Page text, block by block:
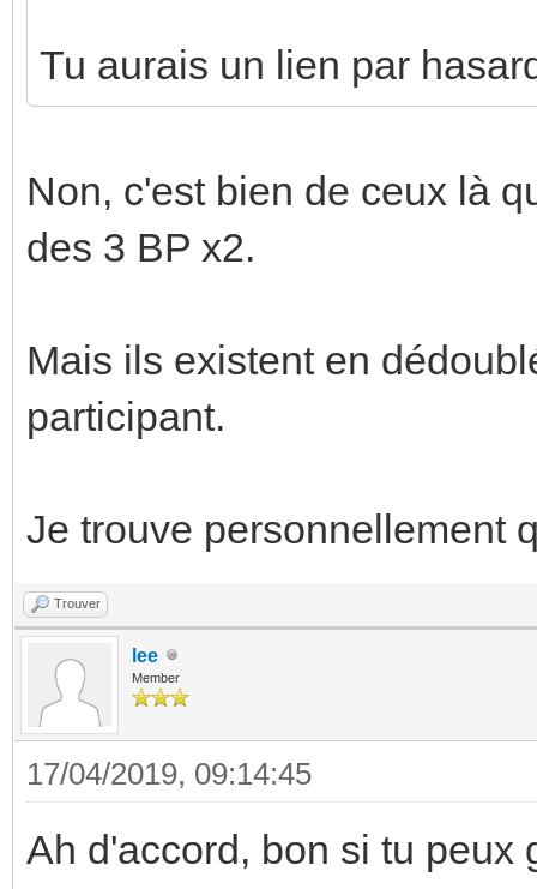
Tu aurais un lien par
Non, c'est bien de ceux là
des 3 BP x2.
Mais ils existent en
participant.
Je trouve personnellement
Trouver
lee
Member
17/04/2019, 09:14:45
Ah d'accord, bon si tu peux